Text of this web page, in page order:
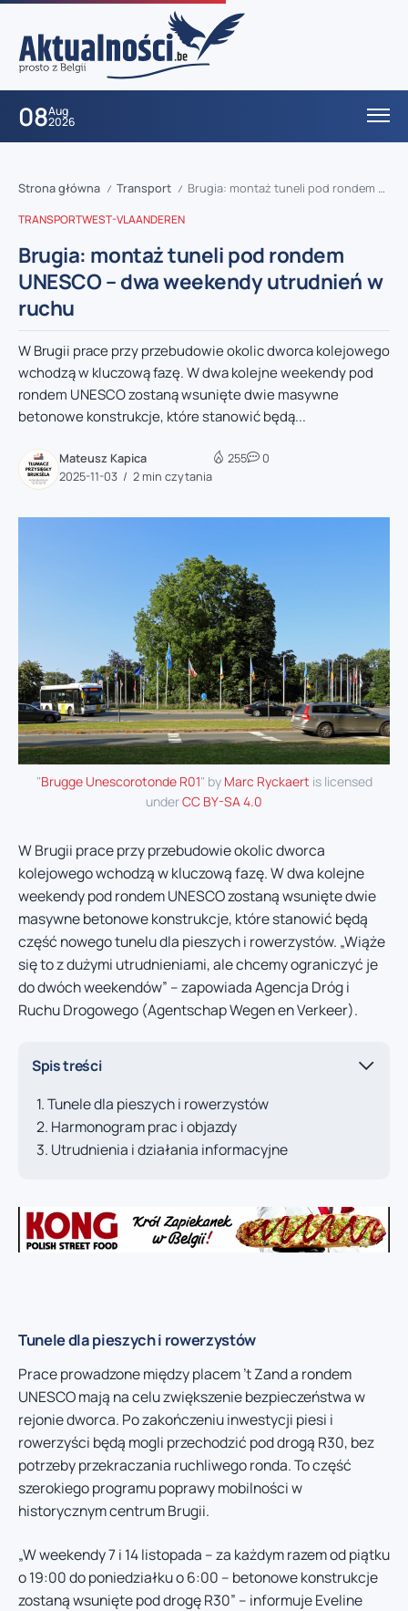
08Aug
2026
Strona główna / Transport / Brugia: montaż tuneli pod rondem UNESCO – dwa weekendy utrudnień w ruchu
TRANSPORTWEST-VLAANDEREN
Brugia: montaż tuneli pod rondem
UNESCO – dwa weekendy utrudnień w
ruchu
W Brugii prace przy przebudowie okolic dworca kolejowego
wchodzą w kluczową fazę. W dwa kolejne weekendy pod
rondem UNESCO zostaną wsunięte dwie masywne
betonowe konstrukcje, które stanowić będą...
Mateusz Kapica
2025-11-03
2 min czytania
255 0
"Brugge Unescorotonde R01" by Marc Ryckaert is licensed
underCC BY-SA 4.0
W Brugii prace przy przebudowie okolic dworca
kolejowego wchodzą w kluczową fazę. W dwa kolejne
weekendy pod rondem UNESCO zostaną wsunięte dwie
masywne betonowe konstrukcje, które stanowić będą
część nowego tunelu dla pieszych i rowerzystów. „Wiąże
się to z dużymi utrudnieniami, ale chcemy ograniczyć je
do dwóch weekendów” – zapowiada Agencja Dróg i
Ruchu Drogowego (Agentschap Wegen en Verkeer).
Spis treści
Tunele dla pieszych i rowerzystów
Harmonogram prac i objazdy
Utrudnienia i działania informacyjne
Tunele dla pieszych i rowerzystów
Prace prowadzone między placem ’t Zand a rondem
UNESCO mają na celu zwiększenie bezpieczeństwa w
rejonie dworca. Po zakończeniu inwestycji piesi i
rowerzyści będą mogli przechodzić pod drogą R30, bez
potrzeby przekraczania ruchliwego ronda. To część
szerokiego programu poprawy mobilności w
historycznym centrum Brugii.
„W weekendy 7 i 14 listopada – za każdym razem od piątku
o 19:00 do poniedziałku o 6:00 – betonowe konstrukcje
zostaną wsunięte pod drogę R30” – informuje Eveline